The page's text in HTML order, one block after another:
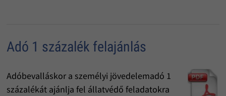
Adó 1 százalék felajánlás
Adóbevalláskor a személyi jövedelemadó 1
százalékát ajánlja fel állatvédő feladatokra